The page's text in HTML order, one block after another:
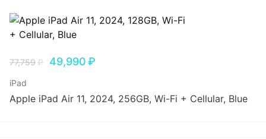
77,759₽ 49,990₽
iPad
Apple iPad Air 11, 2024, 256GB, Wi-Fi + Cellular, Blue